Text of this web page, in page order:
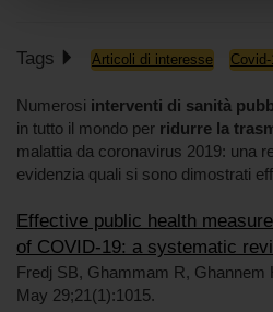
Tags Articoli di interesse
Numerosi interventi di sanità
in tutto il mondo per ridurre la
malattia da coronavirus 2019: una
evidenzia quali si sono dimostrati
Effective public health
of COVID-19: a systematic
Fredj SB, Ghammam R, Ghannem
May 29;21(1):1015.